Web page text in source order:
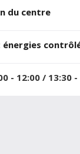
du centre
énergies
- 12:00 / 13:30 -